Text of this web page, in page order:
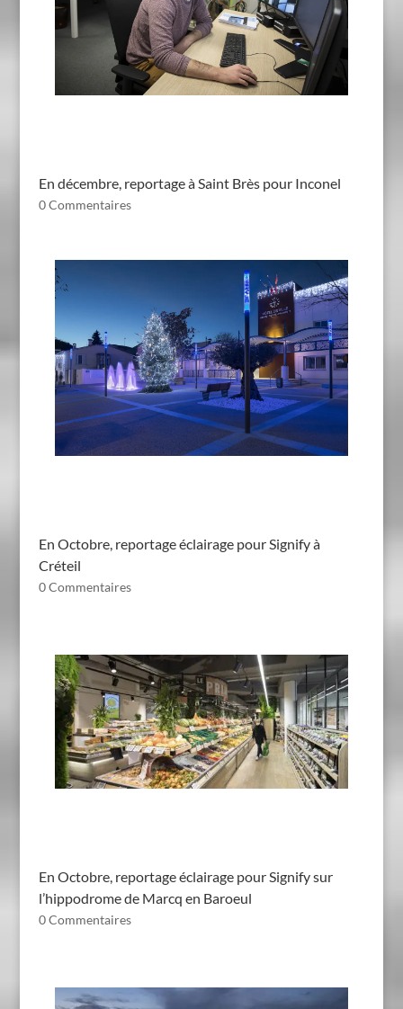
En décembre, reportage à Saint Brès pour Inconel
0 Commentaires
En Octobre, reportage éclairage pour Signify à
Créteil
0 Commentaires
En Octobre, reportage éclairage pour Signify sur
l’hippodrome de Marcq en Baroeul
0 Commentaires